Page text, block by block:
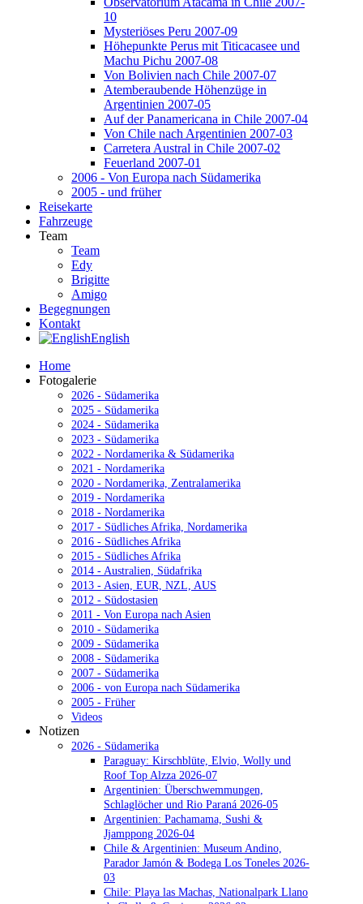
10
Mysteriöses Peru 2007-09
Höhepunkte Perus mit Titicacasee und
Machu Pichu 2007-08
Von Bolivien nach Chile 2007-07
Atemberaubende Höhenzüge in
Argentinien 2007-05
Auf der Panamericana in Chile 2007-04
Von Chile nach Argentinien 2007-03
Carretera Austral in Chile 2007-02
Feuerland 2007-01
2006 - Von Europa nach Südamerika
2005 - und früher
Reisekarte
Fahrzeuge
Team
Team
Edy
Brigitte
Amigo
Begegnungen
Kontakt
English
Home
Fotogalerie
2026 - Südamerika
2025 - Südamerika
2024 - Südamerika
2023 - Südamerika
2022 - Nordamerika & Südamerika
2021 - Nordamerika
2020 - Nordamerika, Zentralamerika
2019 - Nordamerika
2018 - Nordamerika
2017 - Südliches Afrika, Nordamerika
2016 - Südliches Afrika
2015 - Südliches Afrika
2014 - Australien, Südafrika
2013 - Asien, EUR, NZL, AUS
2012 - Südostasien
2011 - Von Europa nach Asien
2010 - Südamerika
2009 - Südamerika
2008 - Südamerika
2007 - Südamerika
2006 - von Europa nach Südamerika
2005 - Früher
Videos
Notizen
2026 - Südamerika
Paraguay: Kirschblüte, Elvio, Wolly und
Roof Top Alzza 2026-07
Argentinien: Überschwemmungen,
Schlaglöcher und Rio Paraná 2026-05
Argentinien: Pachamama, Sushi &
Jjamppong 2026-04
Chile & Argentinien: Museum Andino,
Parador Jamón & Bodega Los Toneles 2026-
03
Chile: Playa las Machas, Nationalpark Llano